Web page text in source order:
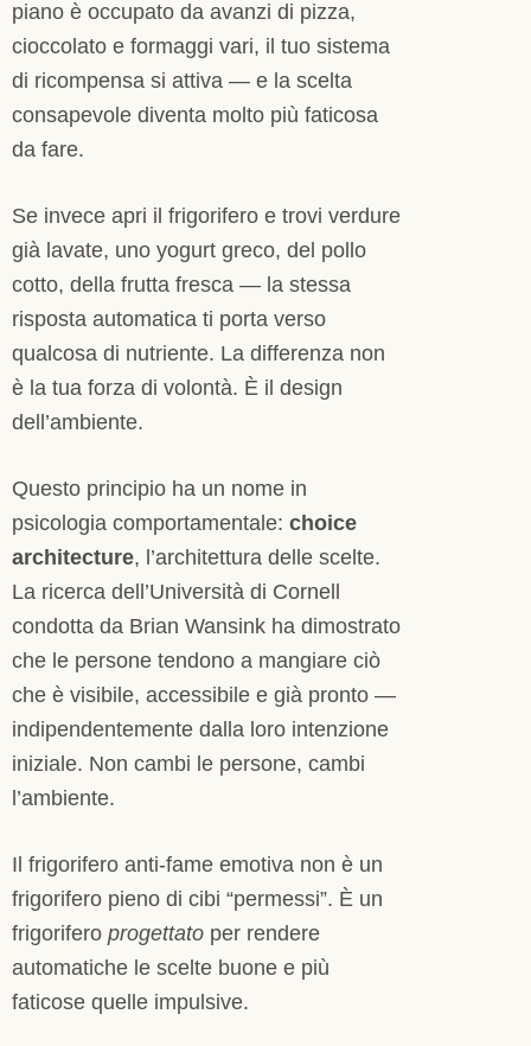
piano è occupato da avanzi di pizza,
cioccolato e formaggi vari, il tuo sistema
di ricompensa si attiva — e la scelta
consapevole diventa molto più faticosa
da fare.
Se invece apri il frigorifero e trovi verdure
già lavate, uno yogurt greco, del pollo
cotto, della frutta fresca — la stessa
risposta automatica ti porta verso
qualcosa di nutriente. La differenza non
è la tua forza di volontà. È il design
dell’ambiente.
Questo principio ha un nome in
psicologia comportamentale: choice
architecture, l’architettura delle scelte.
La ricerca dell’Università di Cornell
condotta da Brian Wansink ha dimostrato
che le persone tendono a mangiare ciò
che è visibile, accessibile e già pronto —
indipendentemente dalla loro intenzione
iniziale. Non cambi le persone, cambi
l’ambiente.
Il frigorifero anti-fame emotiva non è un
frigorifero pieno di cibi “permessi”. È un
frigorifero progettato per rendere
automatiche le scelte buone e più
faticose quelle impulsive.